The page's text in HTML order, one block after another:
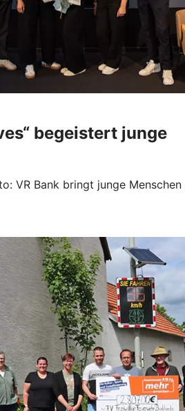
begeistert junge
VR Bank bringt junge Menschen